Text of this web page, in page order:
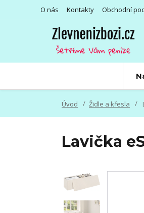
O nás Kontakty Obchodní
Úvod Židle a křesla
Lavička